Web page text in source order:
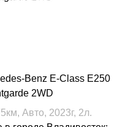
Benz E-Class E250
2WD
км, Авто, 2023г, 2л.